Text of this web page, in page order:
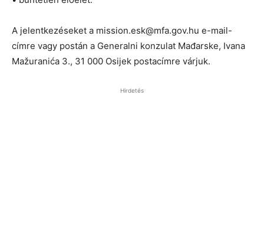
A jelentkezéseket a mission.esk@mfa.gov.hu e-mail-
címre vagy postán a Generalni konzulat Mađarske, Ivana
Mažuranića 3., 31 000 Osijek postacímre várjuk.
Hirdetés